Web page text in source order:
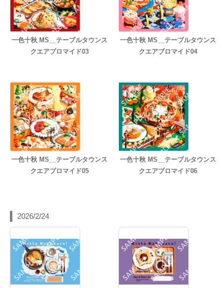
一色十秋 MS__テーブルタウンス
クエアブロマイド03
一色十秋 MS__テーブルタウンス
クエアブロマイド04
一色十秋 MS__テーブルタウンス
クエアブロマイド05
一色十秋 MS__テーブルタウンス
クエアブロマイド06
2026/2/24